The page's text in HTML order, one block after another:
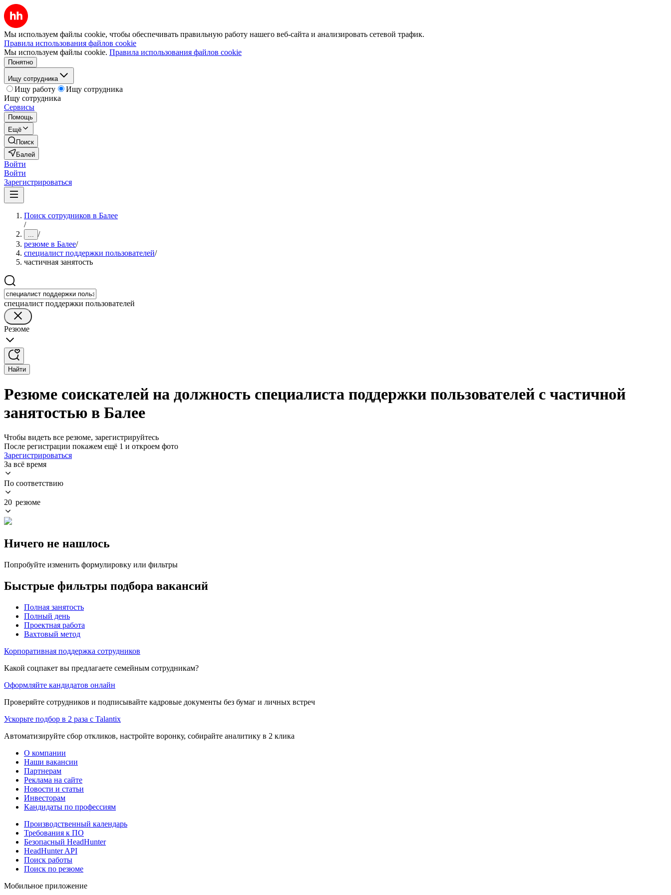
Мы используем файлы cookie, чтобы обеспечивать правильную работу нашего веб-сайта и анализировать сетевой трафик.
Правила использования файлов cookie
Мы используем файлы cookie. Правила использования файлов cookie
Понятно
Ищу сотрудника
Ищу работу
Ищу сотрудника
Ищу сотрудника
Сервисы
Помощь
Ещё
Поиск
Балей
Войти
Войти
Зарегистрироваться
Поиск сотрудников в Балее
/
... /
резюме в Балее/
специалист поддержки пользователей/
частичная занятость
специалист поддержки пользователей
Резюме
Найти
Резюме соискателей на должность специалиста поддержки пользователей с частичной
занятостью в Балее
Чтобы видеть все резюме, зарегистрируйтесь
После регистрации покажем ещё 1 и откроем фото
Зарегистрироваться
За всё время
По соответствию
20 резюме
Ничего не нашлось
Попробуйте изменить формулировку или фильтры
Быстрые фильтры подбора вакансий
Полная занятость
Полный день
Проектная работа
Вахтовый метод
Корпоративная поддержка сотрудников
Какой соцпакет вы предлагаете семейным сотрудникам?
Оформляйте кандидатов онлайн
Проверяйте сотрудников и подписывайте кадровые документы без бумаг и личных встреч
Ускорьте подбор в 2 раза с Talantix
Автоматизируйте сбор откликов, настройте воронку, собирайте аналитику в 2 клика
О компании
Наши вакансии
Партнерам
Реклама на сайте
Новости и статьи
Инвесторам
Кандидаты по профессиям
Производственный календарь
Требования к ПО
Безопасный HeadHunter
HeadHunter API
Поиск работы
Поиск по резюме
Мобильное приложение